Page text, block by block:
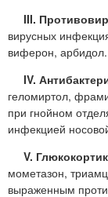
III.
вирусных
виферон, арбидол.
IV.
геломиртол,
при гнойном
инфекцией
V.
мометазон,
выраженным